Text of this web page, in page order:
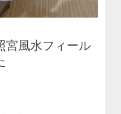
宮風水フィール